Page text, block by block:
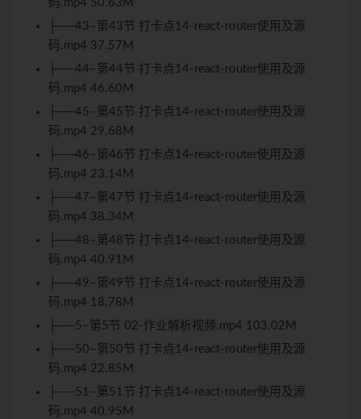
码.mp4 50.63M
├──43–第43节 打卡点14-react-router使用及源
码.mp4 37.57M
├──44–第44节 打卡点14-react-router使用及源
码.mp4 46.60M
├──45–第45节 打卡点14-react-router使用及源
码.mp4 29.68M
├──46–第46节 打卡点14-react-router使用及源
码.mp4 23.14M
├──47–第47节 打卡点14-react-router使用及源
码.mp4 38.34M
├──48–第48节 打卡点14-react-router使用及源
码.mp4 40.91M
├──49–第49节 打卡点14-react-router使用及源
码.mp4 18.78M
├──5–第5节 02-作业解析视频.mp4 103.02M
├──50–第50节 打卡点14-react-router使用及源
码.mp4 22.85M
├──51–第51节 打卡点14-react-router使用及源
码.mp4 40.95M